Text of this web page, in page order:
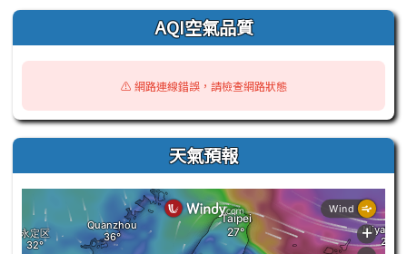
AQI空氣品質
⚠️ 網路連線錯誤，請檢查網路狀態
天氣預報